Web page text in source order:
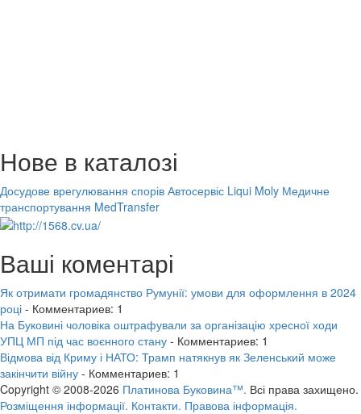
Нове в каталозі
Досудове врегулювання спорів Автосервіс Liqui Moly Медичне
транспортування MedTransfer
Ваші коментарі
Як отримати громадянство Румунії: умови для оформлення в 2024
році - Комментариев: 1
На Буковині чоловіка оштрафували за організацію хресної ходи
УПЦ МП під час воєнного стану - Комментариев: 1
Відмова від Криму і НАТО: Трамп натякнув як Зеленський може
закінчити війну - Комментариев: 1
Copyright © 2008-2026 Платинова Буковина™. Всі права захищено.
Розміщення інформації. Контакти. Правова інформація.